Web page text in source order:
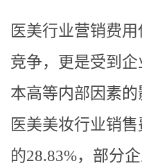
医美行业营销费
竞争，更是受到
本高等内部因素
医美美妆行业销
的28.83%，部分